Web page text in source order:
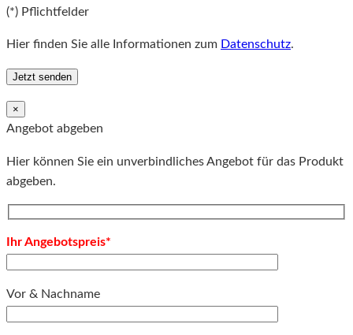
(*) Pflichtfelder
Hier finden Sie alle Informationen zum Datenschutz.
×
Angebot abgeben
Hier können Sie ein unverbindliches Angebot für das Produkt
abgeben.
Ihr Angebotspreis*
Vor & Nachname